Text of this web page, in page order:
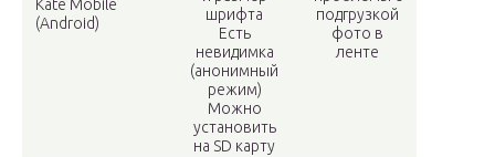
Kate Mobile
(Android)
шрифта
Есть
невидимка
(анонимный
режим)
Можно
установить
на SD карту
подгрузкой
фото в
ленте